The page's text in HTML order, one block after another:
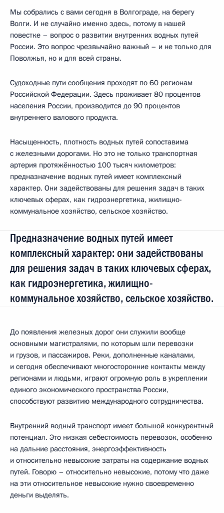
Мы собрались с вами сегодня в Волгограде, на берегу
Волги. И не случайно именно здесь, потому в нашей
повестке – вопрос о развитии внутренних водных путей
России. Это вопрос чрезвычайно важный – и не только для
Поволжья, но и для всей страны.
Судоходные пути сообщения проходят по 60 регионам
Российской Федерации. Здесь проживает 80 процентов
населения России, производится до 90 процентов
внутреннего валового продукта.
Насыщенность, плотность водных путей сопоставима
с железными дорогами. Но это не только транспортная
артерия протяжённостью 100 тысяч километров:
предназначение водных путей имеет комплексный
характер. Они задействованы для решения задач в таких
ключевых сферах, как гидроэнергетика, жилищно-
коммунальное хозяйство, сельское хозяйство.
Предназначение водных путей имеет
комплексный характер: они задействованы
для решения задач в таких ключевых сферах,
как гидроэнергетика, жилищно-
коммунальное хозяйство, сельское хозяйство.
До появления железных дорог они служили вообще
основными магистралями, по которым шли перевозки
и грузов, и пассажиров. Реки, дополненные каналами,
и сегодня обеспечивают многосторонние контакты между
регионами и людьми, играют огромную роль в укреплении
единого экономического пространства России,
способствуют развитию международного сотрудничества.
Внутренний водный транспорт имеет большой конкурентный
потенциал. Это низкая себестоимость перевозок, особенно
на дальние расстояния, энергоэффективность
и относительно невысокие затраты на содержание водных
путей. Говорю – относительно невысокие, потому что даже
на эти относительное невысокие нужно своевременно
деньги выделять.